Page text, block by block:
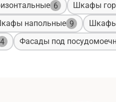
6 Шкафы
напольные 9
4 Фасады под